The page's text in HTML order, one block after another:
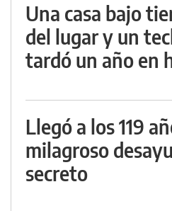
Una casa bajo
del lugar y un
tardó un año en
Llegó a los 119
milagroso
secreto